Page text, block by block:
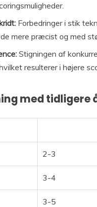
Forbedringer i stik
mere præcist og med
Stigningen af
resulterer i højere
med tidligere
2-3
3-4
3-5